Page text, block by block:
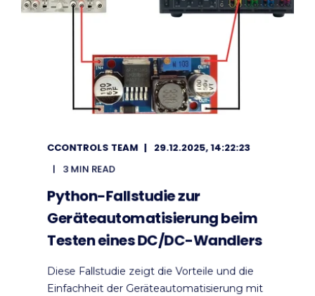
CCONTROLS TEAM
29.12.2025, 14:22:23
3 MIN READ
Python-Fallstudie zur
Geräteautomatisierung beim
Testen eines DC/DC-Wandlers
Diese Fallstudie zeigt die Vorteile und die
Einfachheit der Geräteautomatisierung mit